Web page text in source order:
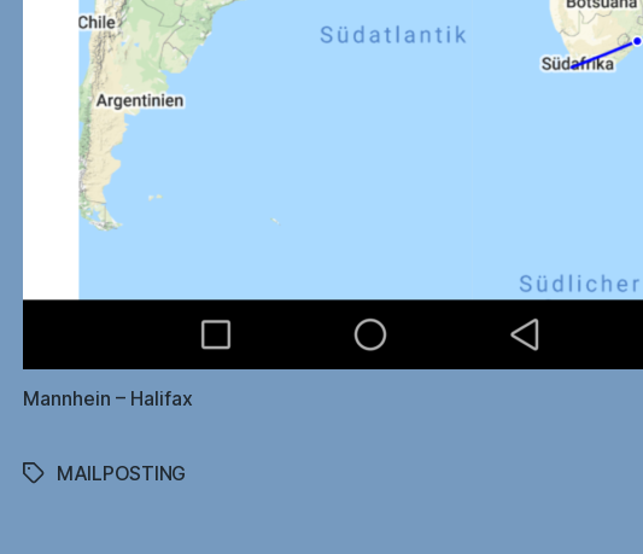
Mannhein – Halifax
Schlagwörter
MAILPOSTING